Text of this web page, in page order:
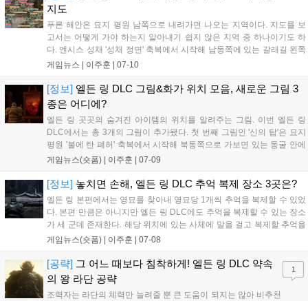
지도
푸른 해안은 묘지 평원 남쪽으로 내려가면 나오는 지역이다. 지도를 보
고서는 어떻게 가야 하는지 알아내기 쉽지 않은 지역 중 하나이기도 하
다. 엔시스 성채 '성채 정면' 축복에서 시작해 남동쪽에 있는 갈래길 왼쪽
으로 내려가 진행하면 푸른 해안에 도달할 수 있다. 반대로 톱니산은 초
에 톱니산...
게임뉴스 | 이주훈 | 07-10
[정보] 엘든 링 DLC 그림&화가 위치 모음, 새로운 그림 3
종은 어디에?
엘든 링 곳곳의 숨겨진 아이템의 위치를 알려주는 그림. 이번 엘든 링
DLC에서는 총 3개의 그림이 추가됐다. 첫 번째 그림인 '신의 탑'은 묘지
평원 '불에 탄 폐허' 축복에서 시작해 북동쪽으로 가보면 있는 동굴 안에
서 획득할 수 있다. 그다음 '신전 도시 폐허' 축복에서 시작해 동쪽에 있는
게임뉴스(숏폼) | 이주훈 | 07-09
[정보] 놓치면 손해, 엘든 링 DLC 추억 복제 장소 3곳은?
엘든 링 본편에서는 영묘를 찾아내 영묘당 1개씩 추억을 복제할 수 있었
다. 본편 만큼은 아니지만 엘든 링 DLC에도 추억을 복제할 수 있는 장소
가 세 군데 존재한다. 해당 위치에 있는 사체에 말을 걸고 복제할 추억을
선택하면 된다. 첫 번째 장소는 묘지 평원 남동쪽에 있는 '리아의 손가락
게임뉴스(숏폼) | 이주훈 | 07-08
[공략] 그 어느 때보다 침착하게! 엘든 링 DLC 약속
의 왕 라단 공략
조력자는 라단의 체력만 늘려줄 뿐 큰 도움이 되지는 않아 비추천
1